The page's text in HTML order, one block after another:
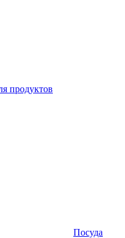
продуктов
Посуда